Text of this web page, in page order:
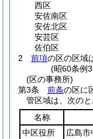
西区
安佐南区
安佐北区
安芸区
佐伯区
2
前項の区の区域
(昭60条例
(区の事務所)
第3条
前条の区に
管区域は、次のと
名称
中区役所
広島